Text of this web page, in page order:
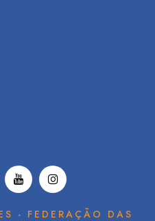
- FEDERAÇÃO DAS